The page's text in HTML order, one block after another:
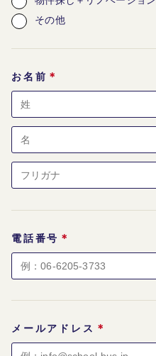
その他
お名前 ＊
電話番号 ＊
メールアドレス ＊